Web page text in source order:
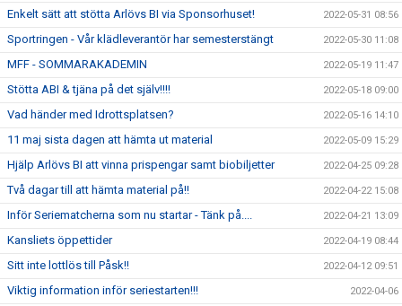
Enkelt sätt att stötta Arlövs BI via Sponsorhuset! 2022-05-31 08:56
Sportringen - Vår klädleverantör har semesterstängt 2022-05-30 11:08
MFF - SOMMARAKADEMIN 2022-05-19 11:47
Stötta ABI & tjäna på det själv!!!! 2022-05-18 09:00
Vad händer med Idrottsplatsen? 2022-05-16 14:10
11 maj sista dagen att hämta ut material 2022-05-09 15:29
Hjälp Arlövs BI att vinna prispengar samt biobiljetter 2022-04-25 09:28
Två dagar till att hämta material på!! 2022-04-22 15:08
Inför Seriematcherna som nu startar - Tänk på.... 2022-04-21 13:09
Kansliets öppettider 2022-04-19 08:44
Sitt inte lottlös till Påsk!! 2022-04-12 09:51
Viktig information inför seriestarten!!! 2022-04-06